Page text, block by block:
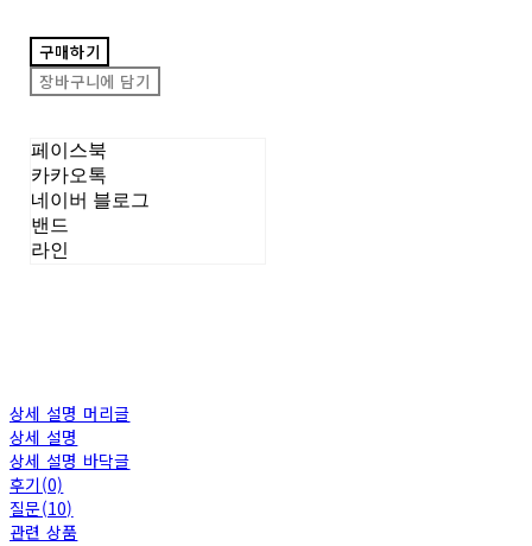
구매하기
장바구니에 담기
페이스북
카카오톡
네이버 블로그
밴드
라인
상세 설명 머리글
상세 설명
상세 설명 바닥글
후기(0)
질문(10)
관련 상품